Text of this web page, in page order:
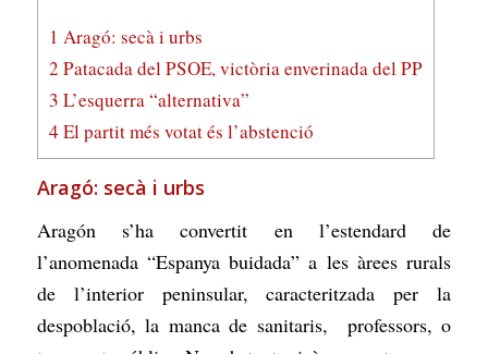
1 Aragó: secà i urbs
2 Patacada del PSOE, victòria enverinada del PP
3 L’esquerra “alternativa”
4 El partit més votat és l’abstenció
Aragó: secà i urbs
Aragón s’ha convertit en l’estendard de
l’anomenada “Espanya buidada” a les àrees rurals
de l’interior peninsular, caracteritzada per la
despoblació, la manca de sanitaris, professors, o